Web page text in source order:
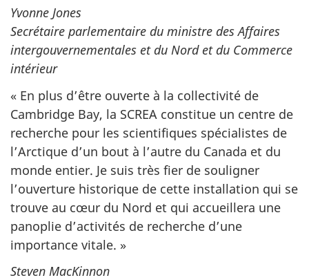
Yvonne Jones
Secrétaire parlementaire du ministre des Affaires
intergouvernementales et du Nord et du Commerce
intérieur
« En plus d’être ouverte à la collectivité de
Cambridge Bay, la SCREA constitue un centre de
recherche pour les scientifiques spécialistes de
l’Arctique d’un bout à l’autre du Canada et du
monde entier. Je suis très fier de souligner
l’ouverture historique de cette installation qui se
trouve au cœur du Nord et qui accueillera une
panoplie d’activités de recherche d’une
importance vitale. »
Steven MacKinnon